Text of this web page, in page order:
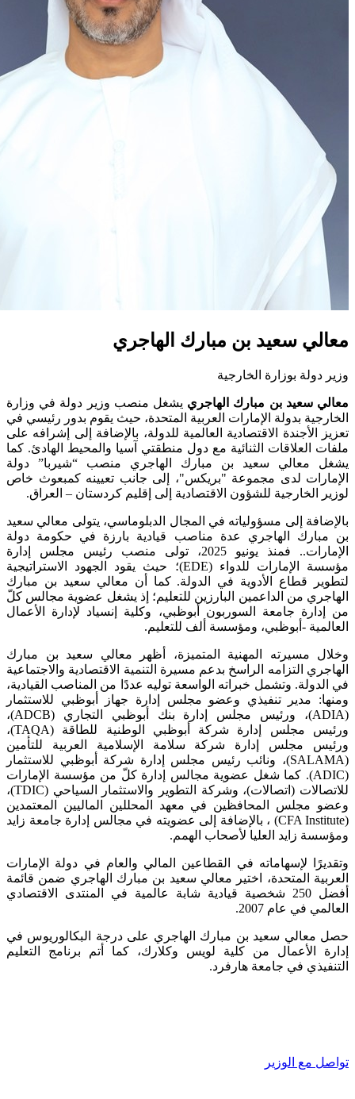
معالي سعيد بن مبارك الهاجري
وزير دولة بوزارة الخارجية
معالي سعيد بن مبارك الهاجري يشغل منصب وزير دولة في وزارة
الخارجية بدولة الإمارات العربية المتحدة، حيث يقوم بدور رئيسي في
تعزيز الأجندة الاقتصادية العالمية للدولة، بالإضافة إلى إشرافه على
ملفات العلاقات الثنائية مع دول منطقتي آسيا والمحيط الهادئ. كما
يشغل معالي سعيد بن مبارك الهاجري منصب “شيربا” دولة
الإمارات لدى مجموعة "بريكس"، إلى جانب تعيينه كمبعوث خاص
لوزير الخارجية للشؤون الاقتصادية إلى إقليم كردستان – العراق.
بالإضافة إلى مسؤولياته في المجال الدبلوماسي، يتولى معالي سعيد
بن مبارك الهاجري عدة مناصب قيادية بارزة في حكومة دولة
الإمارات.. فمنذ يونيو 2025، تولى منصب رئيس مجلس إدارة
مؤسسة الإمارات للدواء (EDE)؛ حيث يقود الجهود الاستراتيجية
لتطوير قطاع الأدوية في الدولة. كما أن معالي سعيد بن مبارك
الهاجري من الداعمين البارزين للتعليم؛ إذ يشغل عضوية مجالس كلّ
من إدارة جامعة السوربون أبوظبي، وكلية إنسياد لإدارة الأعمال
العالمية -أبوظبي، ومؤسسة ألف للتعليم.
وخلال مسيرته المهنية المتميزة، أظهر معالي سعيد بن مبارك
الهاجري التزامه الراسخ بدعم مسيرة التنمية الاقتصادية والاجتماعية
في الدولة. وتشمل خبراته الواسعة توليه عددًا من المناصب القيادية،
ومنها: مدير تنفيذي وعضو مجلس إدارة جهاز أبوظبي للاستثمار
(ADIA)، ورئيس مجلس إدارة بنك أبوظبي التجاري (ADCB)،
ورئيس مجلس إدارة شركة أبوظبي الوطنية للطاقة (TAQA)،
ورئيس مجلس إدارة شركة سلامة الإسلامية العربية للتأمين
(SALAMA)، ونائب رئيس مجلس إدارة شركة أبوظبي للاستثمار
(ADIC). كما شغل عضوية مجالس إدارة كلّ من مؤسسة الإمارات
للاتصالات (اتصالات)، وشركة التطوير والاستثمار السياحي (TDIC)،
وعضو مجلس المحافظين في معهد المحللين الماليين المعتمدين
(CFA Institute) ، بالإضافة إلى عضويته في مجالس إدارة جامعة زايد
ومؤسسة زايد العليا لأصحاب الهمم.
وتقديرًا لإسهاماته في القطاعين المالي والعام في دولة الإمارات
العربية المتحدة، اختير معالي سعيد بن مبارك الهاجري ضمن قائمة
أفضل 250 شخصية قيادية شابة عالمية في المنتدى الاقتصادي
العالمي في عام 2007.
حصل معالي سعيد بن مبارك الهاجري على درجة البكالوريوس في
إدارة الأعمال من كلية لويس وكلارك، كما أتم برنامج التعليم
التنفيذي في جامعة هارفرد.
تواصل مع الوزير